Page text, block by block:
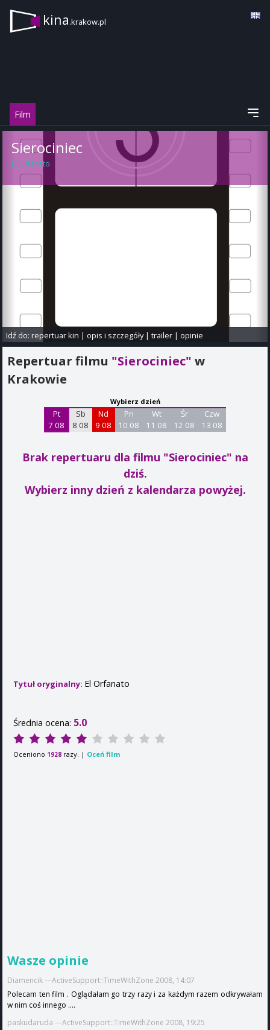
kina.krakow.pl
Film
Sierociniec
El Orfanato
Idź do:repertuar kin |opis i szczegóły|trailer |opinie
Repertuar filmu "Sierociniec" w
Krakowie
Wybierz dzień
Pt
7 08
Sb
8 08
Nd
9 08
Pn
10 08
Wt
11 08
Śr
12 08
Czw
13 08
Brak repertuaru dla filmu "Sierociniec" na
dziś.
Wybierz inny dzień z kalendarza powyżej.
Tytuł oryginalny: El Orfanato
Średnia ocena: 5.0
Oceniono 1928 razy. | Oceń film
Wasze opinie
Diamencik ---ActiveSupport::TimeWithZone 2008, 14:07
Polecam ten film . Oglądałam go trzy razy i za każdym razem odkrywałam
w nim coś innego ....
paskudaruda ---ActiveSupport::TimeWithZone 2008, 19:25